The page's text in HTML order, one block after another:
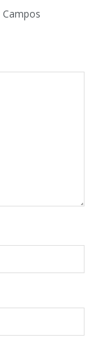
Campos